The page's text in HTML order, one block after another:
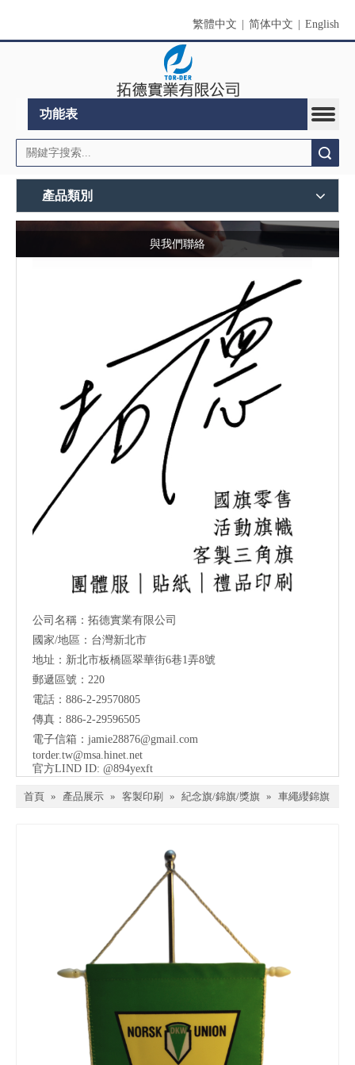
繁體中文 简体中文 English
功能表
產品類別
與我們聯絡
公司名稱：拓德實業有限公司
國家/地區：台灣新北市
地址：新北市板橋區翠華街6巷1弄8號
郵遞區號：220
電話：886-2-29570805
傳真：886-2-29596505
電子信箱： jamie28876@gmail.com
torder.tw@msa.hinet.net
官方LIND ID: @894yexft
首頁 » 產品展示 » 客製印刷 » 紀念旗/錦旗/獎旗 » 車繩纓錦旗